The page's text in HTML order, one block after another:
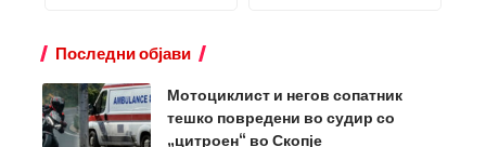
Последни објави
Мотоциклист и негов сопатник
тешко повредени во судир со
„цитроен“ во Скопје